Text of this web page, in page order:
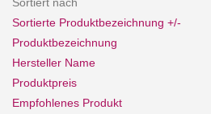
Sortierte Produktbezeichnung +/-
Produktbezeichnung
Hersteller Name
Produktpreis
Empfohlenes Produkt